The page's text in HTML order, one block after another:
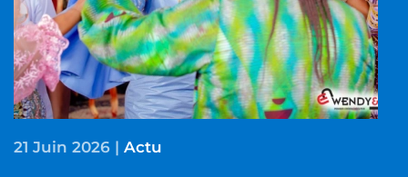
21 Juin 2026 | Actu